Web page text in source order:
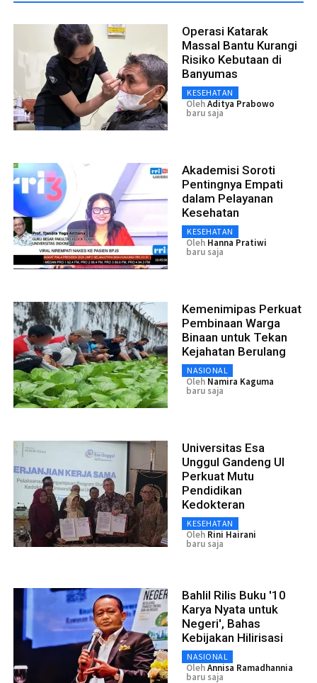
Operasi Katarak
Massal Bantu Kurangi
Risiko Kebutaan di
Banyumas
KESEHATAN
OlehAditya Prabowo
baru saja
Akademisi Soroti
Pentingnya Empati
dalam Pelayanan
Kesehatan
KESEHATAN
Oleh Hanna Pratiwi
baru saja
Kemenimipas Perkuat
Pembinaan Warga
Binaan untuk Tekan
Kejahatan Berulang
NASIONAL
Oleh Namira Kaguma
baru saja
Universitas Esa
Unggul Gandeng UI
Perkuat Mutu
Pendidikan
Kedokteran
KESEHATAN
Oleh Rini Hairani
baru saja
Bahlil Rilis Buku '10
Karya Nyata untuk
Negeri', Bahas
Kebijakan Hilirisasi
NASIONAL
OlehAnnisa Ramadhannia
baru saja